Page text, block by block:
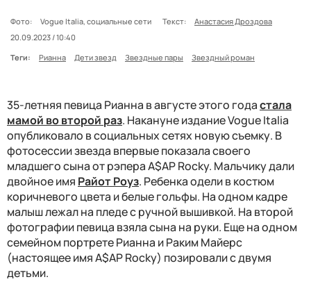
Фото: Vogue Italia, социальные сети Текст:
Анастасия Дроздова
20.09.2023 / 10:40
Теги:
Рианна Дети звезд Звездные пары Звездный роман
35-летняя певица Рианна в августе этого годастала
мамой во второй раз. Накануне издание Vogue Italia
опубликовало в социальных сетях новую съемку. В
фотосессии звезда впервые показала своего
младшего сына от рэпера A$AP Rocky. Мальчику дали
двойное имя Райот Роуз. Ребенка одели в костюм
коричневого цвета и белые гольфы. На одном кадре
малыш лежал на пледе с ручной вышивкой. На второй
фотографии певица взяла сына на руки. Еще на одном
семейном портрете Рианна и Раким Майерс
(настоящее имя A$AP Rocky) позировали с двумя
детьми.